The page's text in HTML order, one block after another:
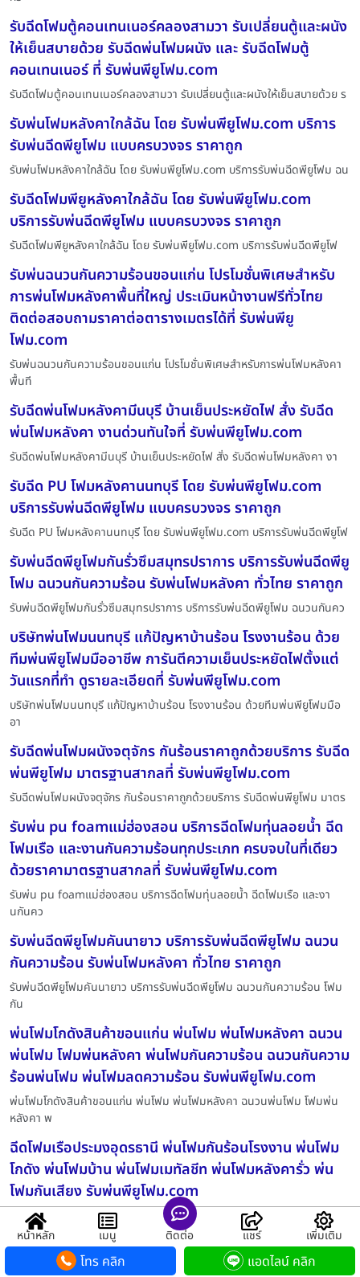
รับฉีดโฟมตู้คอนเทนเนอร์คลองสามวา รับเปลี่ยนตู้และผนัง
ให้เย็นสบายด้วย รับฉีดพ่นโฟมผนัง และ รับฉีดโฟมตู้
คอนเทนเนอร์ ที่ รับพ่นพียูโฟม.com
รับฉีดโฟมตู้คอนเทนเนอร์คลองสามวา รับเปลี่ยนตู้และผนังให้เย็นสบายด้วย ร
รับพ่นโฟมหลังคาใกล้ฉัน โดย รับพ่นพียูโฟม.com บริการ
รับพ่นฉีดพียูโฟม แบบครบวงจร ราคาถูก
รับพ่นโฟมหลังคาใกล้ฉัน โดย รับพ่นพียูโฟม.com บริการรับพ่นฉีดพียูโฟม ฉน
รับฉีดโฟมพียูหลังคาใกล้ฉัน โดย รับพ่นพียูโฟม.com
บริการรับพ่นฉีดพียูโฟม แบบครบวงจร ราคาถูก
รับฉีดโฟมพียูหลังคาใกล้ฉัน โดย รับพ่นพียูโฟม.com บริการรับพ่นฉีดพียูโฟ
รับพ่นฉนวนกันความร้อนขอนแก่น โปรโมชั่นพิเศษสำหรับ
การพ่นโฟมหลังคาพื้นที่ใหญ่ ประเมินหน้างานฟรีทั่วไทย
ติดต่อสอบถามราคาต่อตารางเมตรได้ที่ รับพ่นพียู
โฟม.com
รับพ่นฉนวนกันความร้อนขอนแก่น โปรโมชั่นพิเศษสำหรับการพ่นโฟมหลังคา
พื้นที
รับฉีดพ่นโฟมหลังคามีนบุรี บ้านเย็นประหยัดไฟ สั่ง รับฉีด
พ่นโฟมหลังคา งานด่วนทันใจที่ รับพ่นพียูโฟม.com
รับฉีดพ่นโฟมหลังคามีนบุรี บ้านเย็นประหยัดไฟ สั่ง รับฉีดพ่นโฟมหลังคา งา
รับฉีด PU โฟมหลังคานนทบุรี โดย รับพ่นพียูโฟม.com
บริการรับพ่นฉีดพียูโฟม แบบครบวงจร ราคาถูก
รับฉีด PU โฟมหลังคานนทบุรี โดย รับพ่นพียูโฟม.com บริการรับพ่นฉีดพียูโฟ
รับพ่นฉีดพียูโฟมกันรั่วซึมสมุทรปราการ บริการรับพ่นฉีดพียู
โฟม ฉนวนกันความร้อน รับพ่นโฟมหลังคา ทั่วไทย ราคาถูก
รับพ่นฉีดพียูโฟมกันรั่วซึมสมุทรปราการ บริการรับพ่นฉีดพียูโฟม ฉนวนกันคว
บริษัทพ่นโฟมนนทบุรี แก้ปัญหาบ้านร้อน โรงงานร้อน ด้วย
ทีมพ่นพียูโฟมมืออาชีพ การันตีความเย็นประหยัดไฟตั้งแต่
วันแรกที่ทำ ดูรายละเอียดที่ รับพ่นพียูโฟม.com
บริษัทพ่นโฟมนนทบุรี แก้ปัญหาบ้านร้อน โรงงานร้อน ด้วยทีมพ่นพียูโฟมมือ
อา
รับฉีดพ่นโฟมผนังจตุจักร กันร้อนราคาถูกด้วยบริการ รับฉีด
พ่นพียูโฟม มาตรฐานสากลที่ รับพ่นพียูโฟม.com
รับฉีดพ่นโฟมผนังจตุจักร กันร้อนราคาถูกด้วยบริการ รับฉีดพ่นพียูโฟม มาตร
รับพ่น pu foamแม่ฮ่องสอน บริการฉีดโฟมทุ่นลอยน้ำ ฉีด
โฟมเรือ และงานกันความร้อนทุกประเภท ครบจบในที่เดียว
ด้วยราคามาตรฐานสากลที่ รับพ่นพียูโฟม.com
รับพ่น pu foamแม่ฮ่องสอน บริการฉีดโฟมทุ่นลอยน้ำ ฉีดโฟมเรือ และงา
นกันคว
รับพ่นฉีดพียูโฟมคันนายาว บริการรับพ่นฉีดพียูโฟม ฉนวน
กันความร้อน รับพ่นโฟมหลังคา ทั่วไทย ราคาถูก
รับพ่นฉีดพียูโฟมคันนายาว บริการรับพ่นฉีดพียูโฟม ฉนวนกันความร้อน โฟม
กัน
พ่นโฟมโกดังสินค้าขอนแก่น พ่นโฟม พ่นโฟมหลังคา ฉนวน
พ่นโฟม โฟมพ่นหลังคา พ่นโฟมกันความร้อน ฉนวนกันความ
ร้อนพ่นโฟม พ่นโฟมลดความร้อน รับพ่นพียูโฟม.com
พ่นโฟมโกดังสินค้าขอนแก่น พ่นโฟม พ่นโฟมหลังคา ฉนวนพ่นโฟม โฟมพ่น
หลังคา พ
ฉีดโฟมเรือประมงอุดรธานี พ่นโฟมกันร้อนโรงงาน พ่นโฟม
โกดัง พ่นโฟมบ้าน พ่นโฟมเมทัลชีท พ่นโฟมหลังคารั่ว พ่น
โฟมกันเสียง รับพ่นพียูโฟม.com
ฉีดโฟมเรือประมงอุดรธานี พ่นโฟมกันร้อนโรงงาน พ่นโฟมโกดัง พ่นโฟมบ้าน
พ่น
ฉีดโฟมเรือกรุงเทพมหานคร โปรโมชั่นพิเศษสำหรับการพ่น
หน้าหลัก เมนู ติดต่อ แชร์ เพิ่มเติม
โทร คลิก แอดไลน์ คลิก